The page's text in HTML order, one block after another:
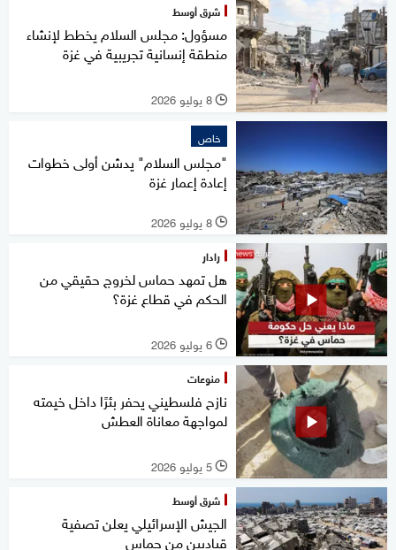
شرق أوسط
مسؤول: مجلس السلام يخطط لإنشاء
منطقة إنسانية تجريبية في غزة
l 8 يوليو 2026
خاص
"مجلس السلام" يدشن أولى خطوات
إعادة إعمار غزة
l 8 يوليو 2026
رادار
هل تمهد حماس لخروج حقيقي من
الحكم في قطاع غزة؟
l 6 يوليو 2026
منوعات
نازح فلسطيني يحفر بئرًا داخل خيمته
لمواجهة معاناة العطش
l 5 يوليو 2026
شرق أوسط
الجيش الإسرائيلي يعلن تصفية
قياديين من حماس